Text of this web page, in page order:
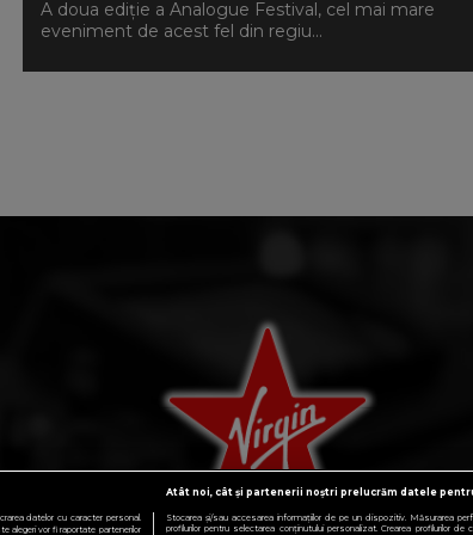
A doua ediție a Analogue Festival, cel mai mare
eveniment de acest fel din regiu...
datelor cu caracter personal.
alegeri vor fi raportate partenerilor
Atât noi, cât și partenerii noștri prelucrăm datele
Stocarea și/sau accesarea informațiilor de pe un dispozitiv. Măsurarea
profilurilor pentru selectarea conținutului personalizat. Crearea profilurilor